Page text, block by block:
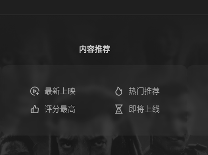
内容推荐
最新上映 热门推荐
评分最高 即将上线